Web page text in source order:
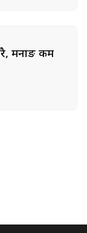
मनाङ कम